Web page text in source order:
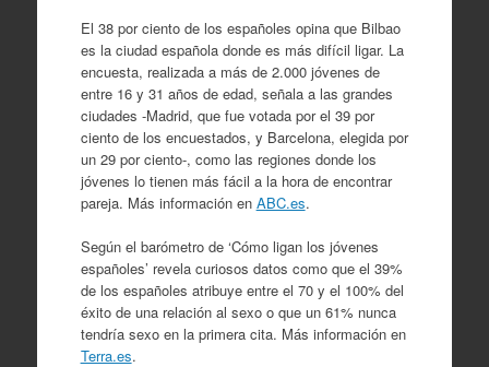
El 38 por ciento de los españoles opina que Bilbao
es la ciudad española donde es más difícil ligar. La
encuesta, realizada a más de 2.000 jóvenes de
entre 16 y 31 años de edad, señala a las grandes
ciudades -Madrid, que fue votada por el 39 por
ciento de los encuestados, y Barcelona, elegida por
un 29 por ciento-, como las regiones donde los
jóvenes lo tienen más fácil a la hora de encontrar
pareja. Más información en ABC.es.
Según el barómetro de ‘Cómo ligan los jóvenes
españoles’ revela curiosos datos como que el 39%
de los españoles atribuye entre el 70 y el 100% del
éxito de una relación al sexo o que un 61% nunca
tendría sexo en la primera cita. Más información en
Terra.es.